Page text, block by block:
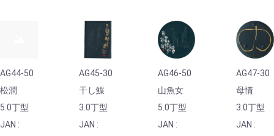
AG44-50
松潤
5.0丁型
JAN :
AG45-30
干し鰈
3.0丁型
JAN :
AG46-50
山魚女
5.0丁型
JAN :
AG47-30
母情
3.0丁型
JAN :